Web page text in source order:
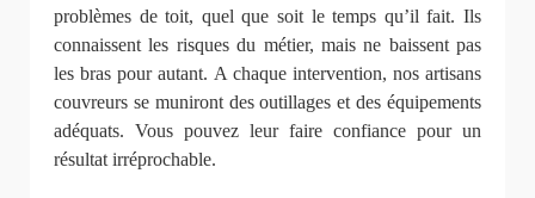
problèmes de toit, quel que soit le temps qu’il fait. Ils
connaissent les risques du métier, mais ne baissent pas
les bras pour autant. A chaque intervention, nos artisans
couvreurs se muniront des outillages et des équipements
adéquats. Vous pouvez leur faire confiance pour un
résultat irréprochable.